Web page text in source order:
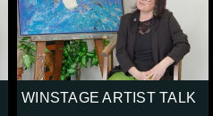
WINSTAGE ARTIST TALK